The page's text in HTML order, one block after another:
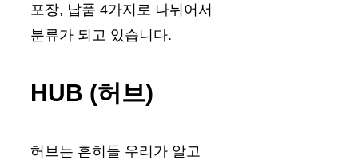
포장, 납품 4가지로 나뉘어서
분류가 되고 있습니다.
HUB (허브)
허브는 흔히들 우리가 알고